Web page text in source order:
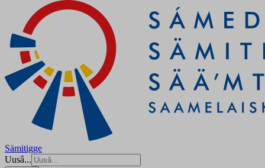
Sämitigge
Uusâ...